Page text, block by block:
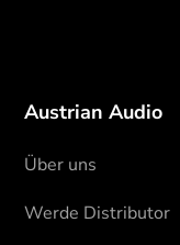
Austrian Audio
Über uns
Werde Distributor